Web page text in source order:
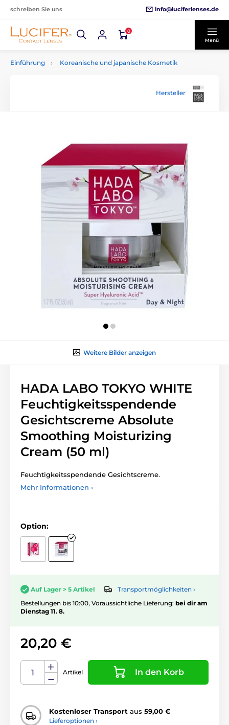
schreiben Sie uns info@luciferlenses.de
0
Menü
Einführung Koreanische und japanische Kosmetik
Hersteller
Weitere Bilder anzeigen
HADA LABO TOKYO WHITE
Feuchtigkeitsspendende
Gesichtscreme Absolute
Smoothing Moisturizing
Cream (50 ml)
Feuchtigkeitsspendende Gesichtscreme.
Mehr Informationen ›
Option:
Auf Lager > 5 Artikel
Transportmöglichkeiten ›
Bestellungen bis 10:00, Voraussichtliche Lieferung: bei dir am
Dienstag 11. 8.
20,20 €
Artikel In den Korb
Kostenloser Transport aus 59,00 €
Lieferoptionen ›